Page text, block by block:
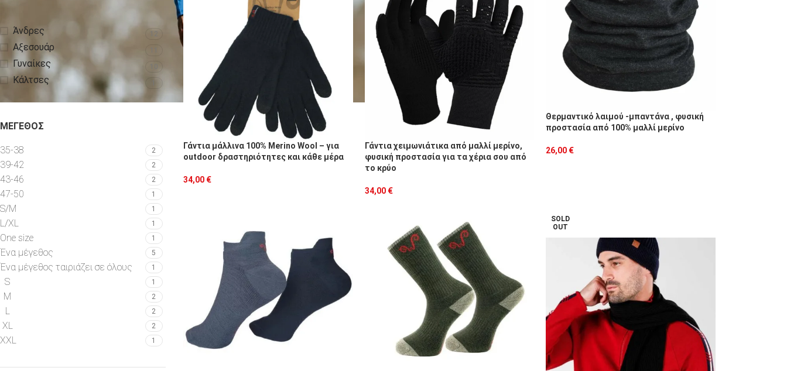
ΚΑΤΗΓΟΡΊΕΣ ΠΡΟΪΌΝΤΩΝ
Άνδρες
Αξεσουάρ
Γυναίκες
Κάλτσες
ΜΈΓΕΘΟΣ
35-38 2
39-42 2
43-46 2
47-50 1
S/M 1
L/XL 1
One size 1
Ένα μέγεθος 5
Ένα μέγεθος ταιριάζει σε όλους 1
S 1
M 2
L 2
XL 2
XXL 1
Γάντια μάλλινα 100% Merino Wool – για
οutdoor δραστηριότητες και κάθε μέρα
34,00 €
Γάντια χειμωνιάτικα από μαλλί μερίνο,
φυσική προστασία για τα χέρια σου από
το κρύο
34,00 €
Θερμαντικό λαιμού -μπαντάνα , φυσική
προστασία από 100% μαλλί μερίνο
26,00 €
SOLD
OUT